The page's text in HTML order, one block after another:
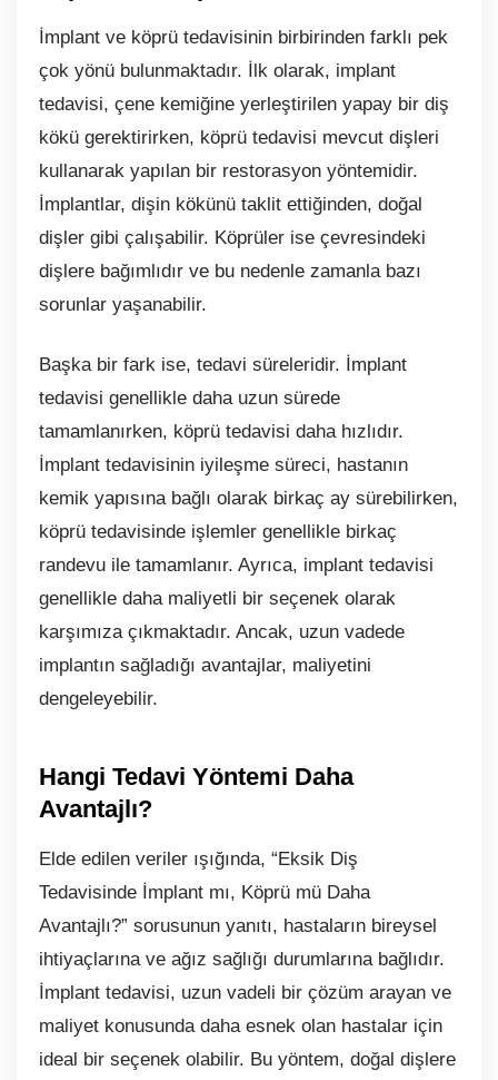
İmplant ve köprü tedavisinin birbirinden farklı pek
çok yönü bulunmaktadır. İlk olarak, implant
tedavisi, çene kemiğine yerleştirilen yapay bir diş
kökü gerektirirken, köprü tedavisi mevcut dişleri
kullanarak yapılan bir restorasyon yöntemidir.
İmplantlar, dişin kökünü taklit ettiğinden, doğal
dişler gibi çalışabilir. Köprüler ise çevresindeki
dişlere bağımlıdır ve bu nedenle zamanla bazı
sorunlar yaşanabilir.
Başka bir fark ise, tedavi süreleridir. İmplant
tedavisi genellikle daha uzun sürede
tamamlanırken, köprü tedavisi daha hızlıdır.
İmplant tedavisinin iyileşme süreci, hastanın
kemik yapısına bağlı olarak birkaç ay sürebilirken,
köprü tedavisinde işlemler genellikle birkaç
randevu ile tamamlanır. Ayrıca, implant tedavisi
genellikle daha maliyetli bir seçenek olarak
karşımıza çıkmaktadır. Ancak, uzun vadede
implantın sağladığı avantajlar, maliyetini
dengeleyebilir.
Hangi Tedavi Yöntemi Daha
Avantajlı?
Elde edilen veriler ışığında, “Eksik Diş
Tedavisinde İmplant mı, Köprü mü Daha
Avantajlı?” sorusunun yanıtı, hastaların bireysel
ihtiyaçlarına ve ağız sağlığı durumlarına bağlıdır.
İmplant tedavisi, uzun vadeli bir çözüm arayan ve
maliyet konusunda daha esnek olan hastalar için
ideal bir seçenek olabilir. Bu yöntem, doğal dişlere